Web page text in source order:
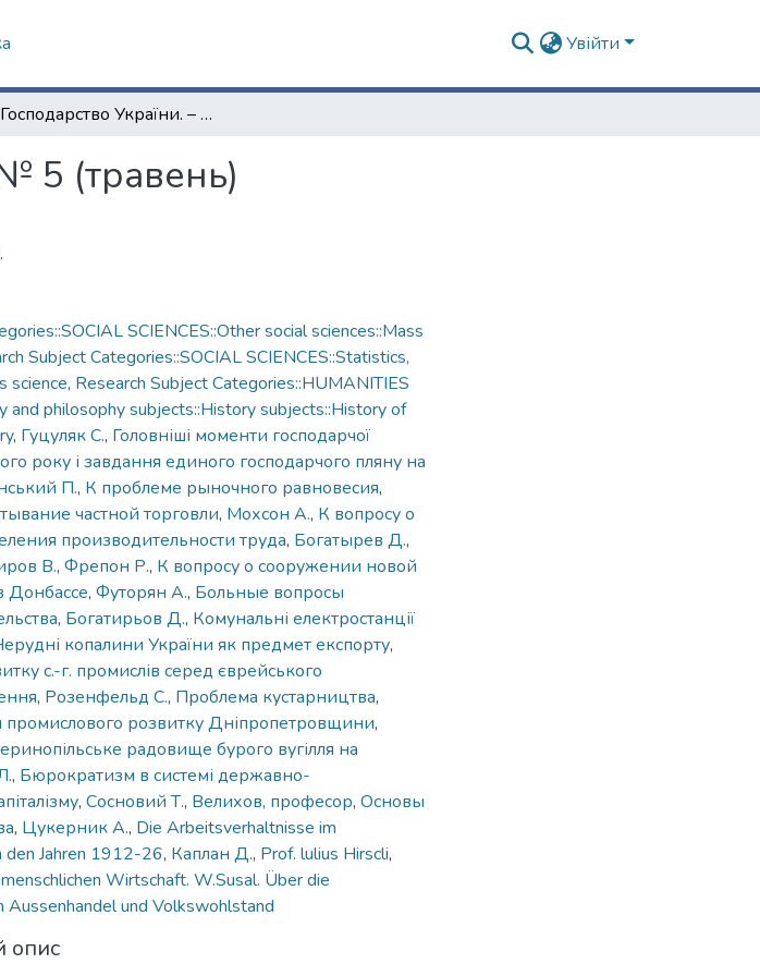
Увійти
Господарство України. – 1929. – № 5 (травень)
5 (травень)
SCIENCES::Other social sciences::Mass
Subject Categories::SOCIAL SCIENCES::Statistics,
science, Research Subject Categories::HUMANITIES
and philosophy subjects::History subjects::History of
, Гуцуляк С., Головніші моменти господарчої
року і завдання единого господарчого пляну на
П., К проблеме рыночного равновесия,
частной торговли, Мохсон А., К вопросу о
производительности труда, Богатырев Д.,
В., Фрепон Р., К вопросу о сооружении новой
Донбассе, Футорян А., Больные вопросы
, Богатирьов Д., Комунальні електростанції
копалини України як предмет експорту,
с.-г. промислів серед єврейського
, Розенфельд С., Проблема кустарництва,
розвитку Дніпропетровщини,
радовище бурого вугілля на
, Бюрократизм в системі державно-
, Сосновий Т., Велихов, професор, Основы
, Цукерник А., Die Arbeitsverhaltnisse im
den Jahren 1912-26, Каплан Д., Prof. lulius Hirscli,
Wirtschaft. W.Susal. Über die
Aussenhandel und Volkswohlstand
опис